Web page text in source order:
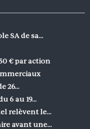
SA de sa…
€ par action
26…
6 au 19…
relèvent le…
avant une…